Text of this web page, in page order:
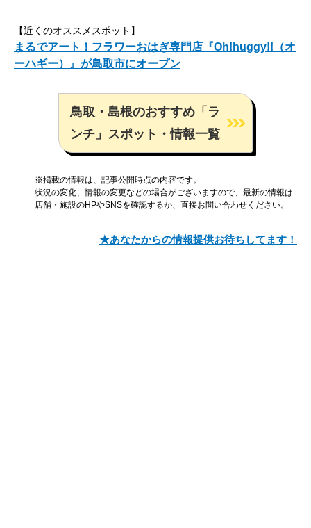
【近くのオススメスポット】
まるでアート！フラワーおはぎ専門店『Oh!huggy!!（オ
ーハギー）』が鳥取市にオープン
鳥取・島根のおすすめ「ラ
ンチ」スポット・情報一覧
※掲載の情報は、記事公開時点の内容です。
状況の変化、情報の変更などの場合がございますので、最新の情報は
店舗・施設のHPやSNSを確認するか、直接お問い合わせください。
★あなたからの情報提供お待ちしてます！